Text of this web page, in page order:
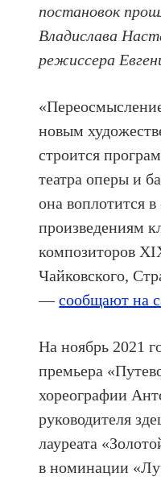
постановок
Владислава
режиссера
новым
строится
театра оперы и
она воплотится
произведениям
композиторов
Чайковского,
—сообщают на
На ноябрь 2021
премьера
хореографии
руководителя
лауреата
в номинации